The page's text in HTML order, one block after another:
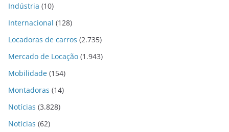
Indústria (10)
Internacional (128)
Locadoras de carros (2.735)
Mercado de Locação (1.943)
Mobilidade (154)
Montadoras (14)
Notícias (3.828)
Notícias (62)